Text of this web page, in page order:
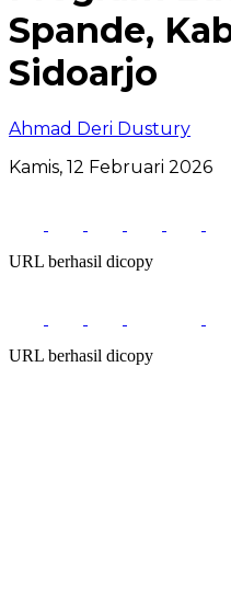
Spande,
Sidoarjo
Ahmad Deri Dustury
Kamis, 12 Februari 2026
URL berhasil dicopy
URL berhasil dicopy